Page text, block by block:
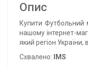
Опис
Купити
нашому інтернет-
який регіон України,
Схвалено:
IMS